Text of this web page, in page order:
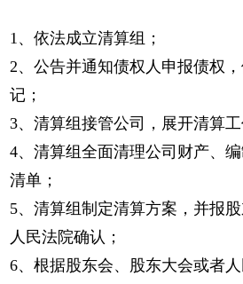
1、依法成立清算组；
2、公告并通知债权人申报债权
记；
3、清算组接管公司，展开清算工
4、清算组全面清理公司财产、
清单；
5、清算组制定清算方案，并报
人民法院确认；
6、根据股东会、股东大会或者